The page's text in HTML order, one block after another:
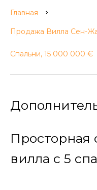
Главная
Продажа Вилла Сен-
Спальни, 15 000 000 €
Просторная
вилла с 5